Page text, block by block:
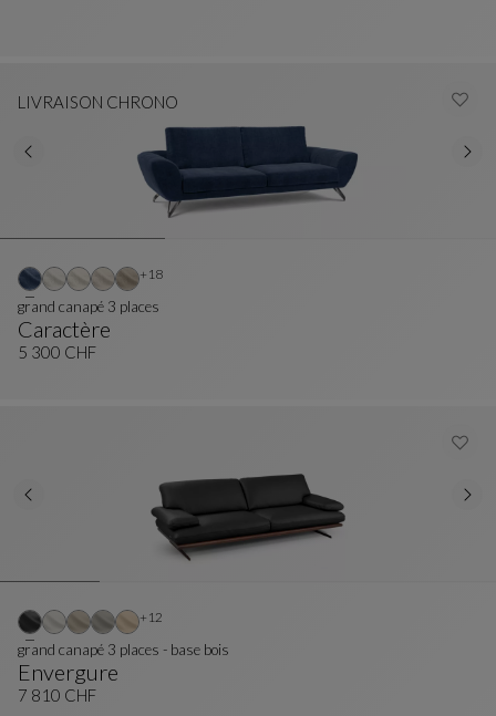
LIVRAISON CHRONO
Caractère
Grand Canapé 3 Places
Voir La Description Complète
grand canapé 3 places
5 300 CHF
+18Autres coloris : 18 couleurs disponibles
Envergure
Grand Canapé 3 Places - Base Bois
Voir La Description Complète
grand canapé 3 places - base bois
7 810 CHF
+12Autres coloris : 12 couleurs disponibles